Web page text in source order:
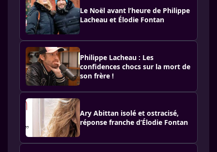
Le Noël avant l’heure de Philippe
Lacheau et Élodie Fontan
Philippe Lacheau : Les
confidences chocs sur la mort de
son frère !
Ary Abittan isolé et ostracisé,
réponse franche d’Élodie Fontan